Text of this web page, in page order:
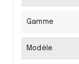
Gamme
Modèle